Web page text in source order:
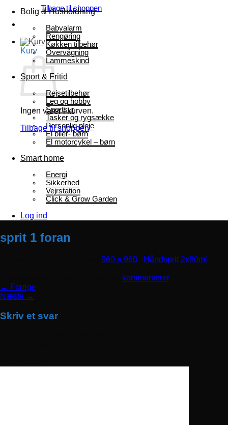
Tilbage til shoppen
Kurv
Ingen varer i kurven.
Tilbage til shoppen
Bolig & Husholdning
Babyalarm
Rengøring
Køkken tilbehør
Overvågning
Lammeskind
Sport & Fritid
Rejsetilbehør
Leg og hobby
Sportsur
Tasker og rygsække
Personlig pleje
El biler- børn
El motorcykel – børn
Smart home
Energi
Sikkerhed
Vejrstation
Click & Grow Garden
Log ind
sprit 1 foran
960 × 960 Håndsprit 2x80ml
kommenterer.
← Forrige
Næste →
Skriv et svar